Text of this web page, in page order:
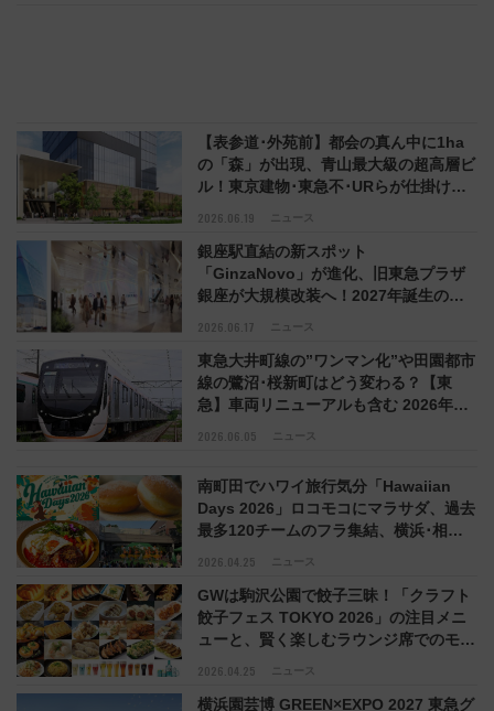
2026.06.19 ニュース
【表参道･外苑前】都会の真ん中に1ha
の「森」が出現、青山最大級の超高層ビ
ル！東京建物･東急不･URらが仕掛ける
2026.06.17 ニュース
銀座駅直結の新スポット
「GinzaNovo」が進化、旧東急プラザ
銀座が大規模改装へ！2027年誕生の
2026.06.05 ニュース
東急大井町線の”ワンマン化”や田園都市
線の鷺沼･桜新町はどう変わる？【東
急】車両リニューアルも含む 2026年度
2026.04.25 ニュース
南町田でハワイ旅行気分「Hawaiian
Days 2026」ロコモコにマラサダ、過去
最多120チームのフラ集結、横浜･相模
2026.04.25 ニュース
GWは駒沢公園で餃子三昧！「クラフト
餃子フェス TOKYO 2026」の注目メニ
ューと、賢く楽しむラウンジ席でのモバ
横浜園芸博 GREEN×EXPO 2027 東急グ